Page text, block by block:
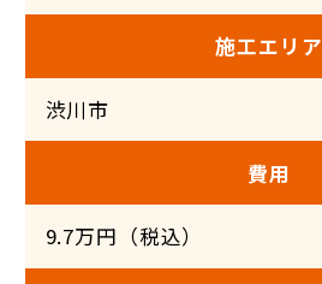
施工エリア
渋川市
費用
9.7万円（税込）